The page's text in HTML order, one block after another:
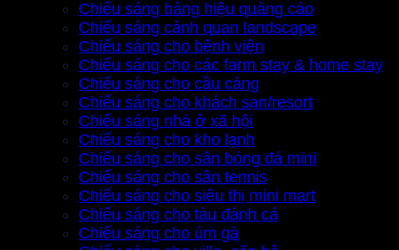
Chiếu sáng bảng hiệu quảng cáo
Chiếu sáng cảnh quan landscape
Chiếu sáng cho bệnh viện
Chiếu sáng cho các farm stay & home stay
Chiếu sáng cho cầu cảng
Chiếu sáng cho khách sạn/resort
Chiếu sáng nhà ở xã hội
Chiếu sáng cho kho lạnh
Chiếu sáng cho sân bóng đá mini
Chiếu sáng cho sân tennis
Chiếu sáng cho siêu thị mini mart
Chiếu sáng cho tàu đánh cá
Chiếu sáng cho úm gà